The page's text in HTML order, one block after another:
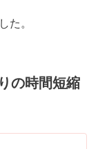
た。
の時間短縮